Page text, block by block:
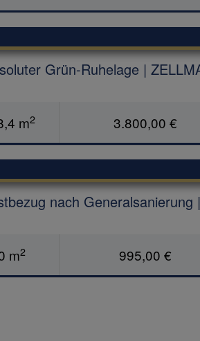
Grün-Ruhelage |
m2 3.800,00 €
nach Generalsanierung
m2 995,00 €